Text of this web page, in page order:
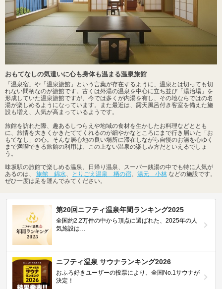
おもてなしの気遣いに心も身体も温まる温泉旅館
「温泉宿」や「温泉旅館」という言葉が存在するように、温泉とは切っても切
れない間柄なのが旅館です。古くは外湯の温泉を中心に立ち並び「湯治場」を
形成していた温泉旅館ですが、今では多くが内湯を有し、その地ならではの名
湯が楽しめるようになっています。また最近は、露天風呂付き客室を備えた施
設も増え、人気が高まっているようです。
旅館を訪れた際、趣あるしつらえや地域の食材を生かしたお料理などととも
に、旅情を大きくかきたててくれるのが細やかなところにまで行き届いた「お
もてなし」の心。そんな居心地の良い場所に滞在しながら自慢のお湯を心ゆく
まで満喫できる旅館の利用は、この上ない温泉の楽しみ方だといえるでしょ
う。
味坂駅の旅館で楽しめる温泉、日帰り温泉、スーパー銭湯の中でも特に人気が
あるのは、 旅館 錦水 とりごえ温泉 栖の宿 湯元 小林 などの施設です。
ぜひ一度は足を運んでみてください。
第20回ニフティ温泉年間ランキング2025
全国約2.2万件の中から頂点に選ばれた、2025年の人
気施設は…
ニフティ温泉 サウナランキング2026
おふろ好きユーザーの投票により、全国No.1サウナが
決定！